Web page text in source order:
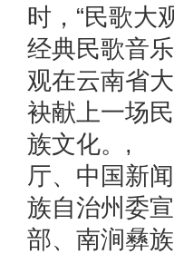
时，“民歌
经典民歌音
观在云南省
袂献上一场
族文化。, “
厅、中国新
族自治州委
部、南涧彝